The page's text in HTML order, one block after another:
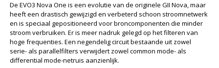
De EVO3 Nova One is een evolutie van de originele GII Nova, maar
heeft een drastisch gewijzigd en verbeterd schoon stroomnetwerk
en is speciaal gepositioneerd voor broncomponenten die minder
stroom verbruiken. Er is meer nadruk gelegd op het filteren van
hoge frequenties. Een negendelig circuit bestaande uit zowel
serie- als parallelfilters verwijdert zowel common mode- als
differential mode-netruis aanzienlijk.